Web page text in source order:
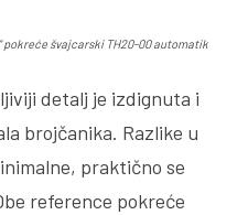
pokreće švajcarski TH20-00 automatik
detalj je izdignuta i
brojčanika. Razlike u
praktično se
reference pokreće